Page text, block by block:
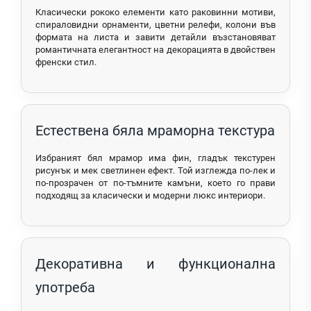
Класически рококо елементи като раковинни мотиви,
спираловидни орнаменти, цветни релефи, колони във
формата на листа и завити детайли възстановяват
романтичната елегантност на декорацията в двойствен
френски стил.
Естествена бяла мраморна текстура
Избраният бял мрамор има фин, гладък текстурен
рисунък и мек светлинен ефект. Той изглежда по-лек и
по-прозрачен от по-тъмните камъни, което го прави
подходящ за класически и модерни люкс интериори.
Декоративна и функционална
употреба